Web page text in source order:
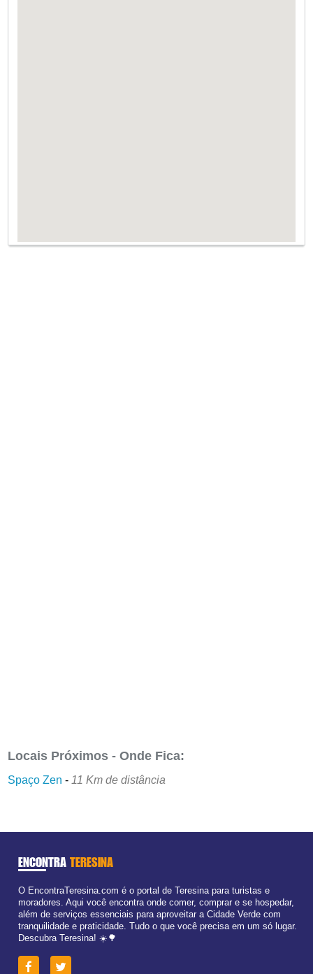
Locais Próximos - Onde Fica:
Spaço Zen - 11 Km de distância
ENCONTRA TERESINA
O EncontraTeresina.com é o portal de Teresina para turistas e
moradores. Aqui você encontra onde comer, comprar e se hospedar,
além de serviços essenciais para aproveitar a Cidade Verde com
tranquilidade e praticidade. Tudo o que você precisa em um só lugar.
Descubra Teresina! ☀️🌳